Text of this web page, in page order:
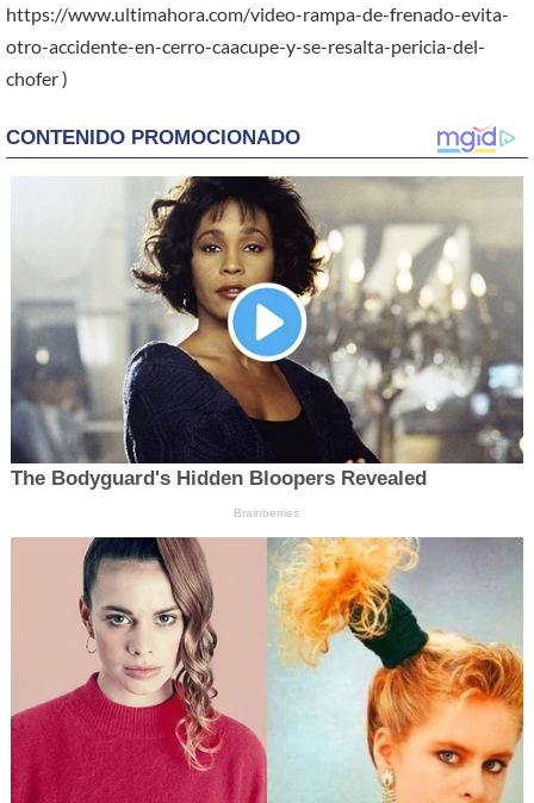
https://www.ultimahora.com/video-rampa-de-frenado-evita-
otro-accidente-en-cerro-caacupe-y-se-resalta-pericia-del-
chofer )